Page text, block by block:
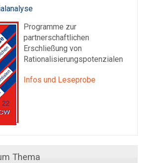
Programme zur
partnerschaftlichen
Erschließung von
Rationalisierungspotenzialen
Infos und Leseprobe
Thema